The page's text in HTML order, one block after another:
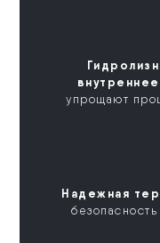
упрощают
Надежная